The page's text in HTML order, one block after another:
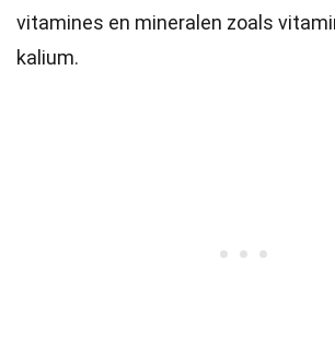
vitamines en mineralen zoals
kalium.